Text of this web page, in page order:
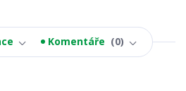
Komentáře 0